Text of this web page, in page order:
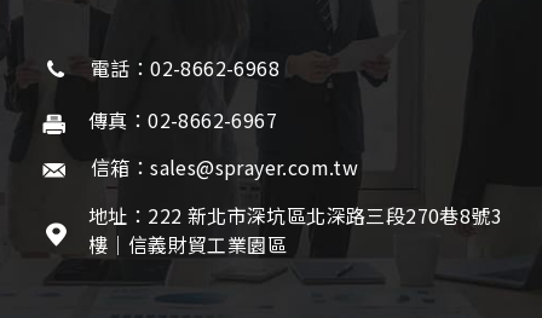
電話：02-8662-6968
傳真：02-8662-6967
信箱：sales@sprayer.com.tw
地址：222 新北市深坑區北深路三段270巷8號3
樓｜信義財貿工業園區